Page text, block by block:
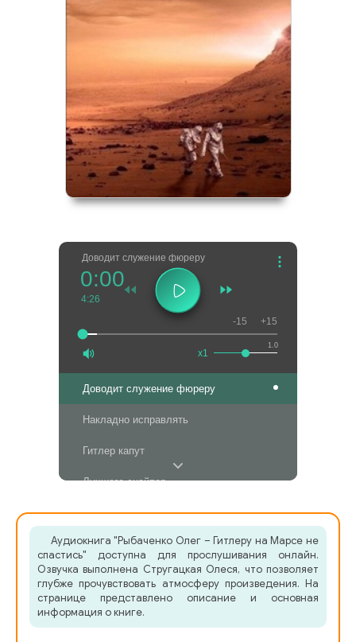
Доводит служение фюреру
0:00
4:26
1.0
x1
-15 +15
Доводит служение фюреру
Накладно исправлять
Гитлер капут
Лучшего снайпер
Творчески переняли
Птицей ввысь
Аудиокнига "Рыбаченко Олег – Гитлеру на Марсе не
спастись" доступна для прослушивания онлайн.
Озвучка выполнена Стругацкая Олеся, что позволяет
глубже прочувствовать атмосферу произведения. На
странице представлено описание и основная
информация о книге.